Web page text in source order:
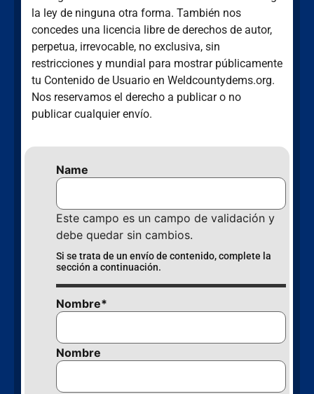
la ley de ninguna otra forma. También nos
concedes una licencia libre de derechos de autor,
perpetua, irrevocable, no exclusiva, sin
restricciones y mundial para mostrar públicamente
tu Contenido de Usuario en Weldcountydems.org.
Nos reservamos el derecho a publicar o no
publicar cualquier envío.
Name
Este campo es un campo de validación y
debe quedar sin cambios.
Si se trata de un envío de contenido, complete la
sección a continuación.
Nombre*
Nombre